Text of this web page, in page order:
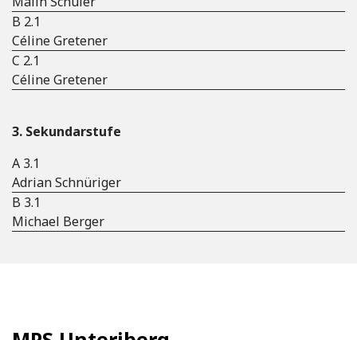
B 2.1
Céline Gretener
C 2.1
Céline Gretener
3. Sekundarstufe
A 3.1
Adrian Schnüriger
B 3.1
Michael Berger